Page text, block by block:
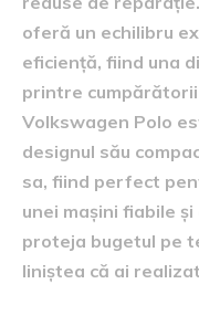
oferă un echilibru
eficiență, fiind una
printre cumpărătorii
Volkswagen Polo
designul său
sa, fiind perfect
unei mașini fiabile
proteja bugetul pe
liniștea că ai